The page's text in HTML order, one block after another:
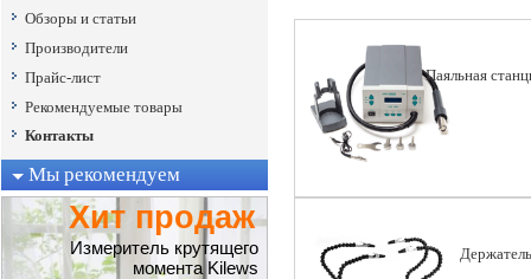
Обзоры и статьи
Производители
Прайс-лист
Рекомендуемые товары
Контакты
Мы рекомендуем
Хит продаж
Измеритель крутящего
момента Kilews
Паяльная